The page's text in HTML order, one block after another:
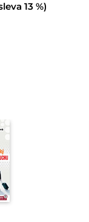
13 %)